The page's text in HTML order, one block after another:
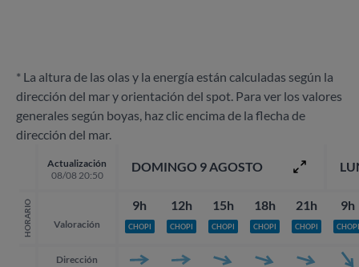
* La altura de las olas y la energía están calculadas según la
dirección del mar y orientación del spot. Para ver los valores
generales según boyas, haz clic encima de la flecha de
dirección del mar.
Actualización
08/08 20:50
HORARIO Valoración
Dirección
DOMINGO 9 AGOSTO
9h
CHOPI
12h
CHOPI
15h
CHOPI
18h
CHOPI
21h
CHOPI
9h
CHOPI